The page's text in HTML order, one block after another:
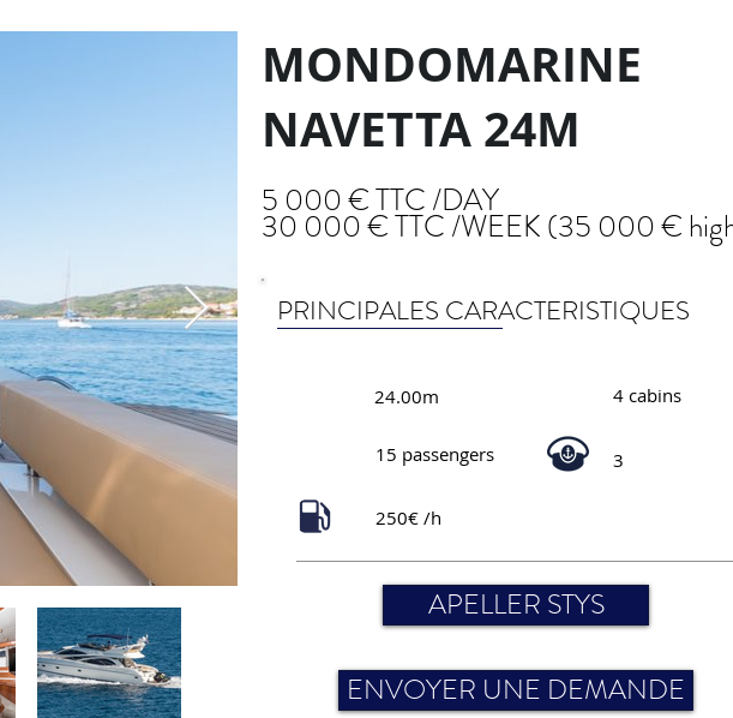
5 000 € TTC /DAY
30 000 € TTC /WEEK (35 000 €
PRINCIPALES CARACTERISTIQUES
24.00m 4 cabins
15 passengers 3
250€ /h
APELLER STYS
ENVOYER UNE DEMANDE
MONDOMARINE
NAVETTA 24M